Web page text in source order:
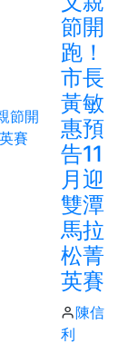
節開
跑！
市長
黃敏
惠預
告11
月迎
雙潭
馬拉
松菁
英賽
陳信
利